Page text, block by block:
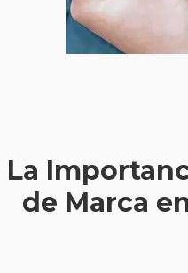
La
de Marca